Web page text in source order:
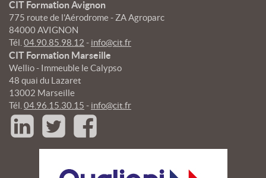
CIT Formation Avignon
775 route de l'Aérodrome - ZA Agroparc
84000 AVIGNON
Tél. 04.90.85.98.12 - info@cit.fr
CIT Formation Marseille
Wellio - Immeuble le Calypso
48 quai du Lazaret
13002 Marseille
Tél. 04.96.15.30.15 - info@cit.fr